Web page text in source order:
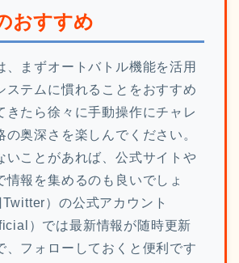
おすすめ
、まずオートバトル機能を活用
ステムに慣れることをおすすめ
きたら徐々に手動操作にチャレ
の奥深さを楽しんでください。
いことがあれば、公式サイトや
情報を集めるのも良いでしょ
）の公式アカウント
）では最新情報が随時更新
、フォローしておくと便利です